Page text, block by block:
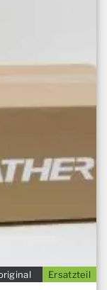
Ersatzteil